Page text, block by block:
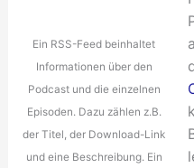
Ein RSS-Feed beinhaltet
Informationen über den
Podcast und die einzelnen
Episoden. Dazu zählen z.B.
der Titel, der Download-Link
und eine Beschreibung. Ein